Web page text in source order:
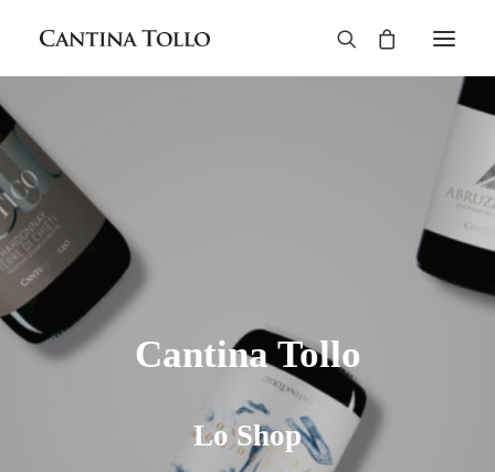
Bianchi
Rosati
Biologico
Spumanti
Liquori
Cantina Tollo Cantina Tollo
Lo Shop